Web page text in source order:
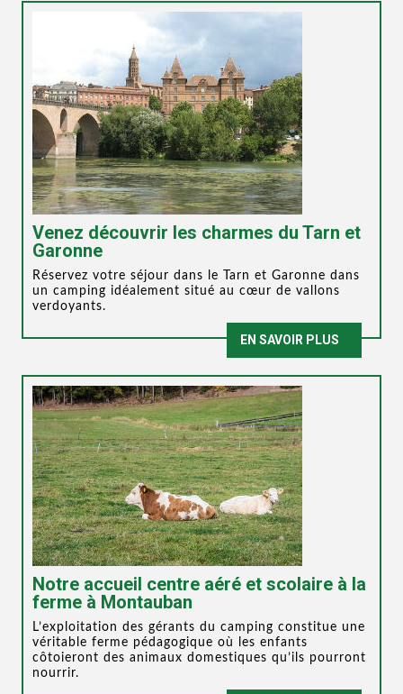
Venez découvrir les charmes du Tarn et
Garonne
Réservez votre séjour dans le Tarn et Garonne dans
un camping idéalement situé au cœur de vallons
verdoyants.
EN SAVOIR PLUS
Notre accueil centre aéré et scolaire à la
ferme à Montauban
L’exploitation des gérants du camping constitue une
véritable ferme pédagogique où les enfants
côtoieront des animaux domestiques qu’ils pourront
nourrir.